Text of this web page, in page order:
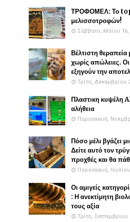
ΤΡΟΦΟΜΕΛ: Το
μελισσοτροφών!
Σάββατο, Μαΐου 16,
Βέλτιστη θεραπεία
χωρίς απώλειες.
εξηγούν την
Τρίτη, Δεκεμβρίου
Πλαστικη κυψέλη
αλήθεια
Παρασκευή,
Πόσο μέλι βγάζει
Δείτε αυτό τον
προχθές και θα
Παρασκευή,
Οι αμιγείς
: Η ανεκτίμητη
τους αξία
Τρίτη, Σεπτεμβρίου